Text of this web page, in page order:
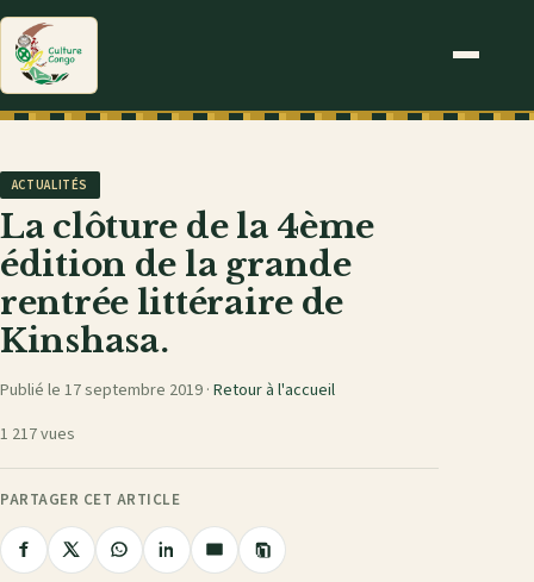
ACTUALITÉS
La clôture de la 4ème
édition de la grande
rentrée littéraire de
Kinshasa.
Publié le 17 septembre 2019 · Retour à l'accueil
1 217 vues
PARTAGER CET ARTICLE
PartagerPartagerPartagerPartagerPartager
Copier
le